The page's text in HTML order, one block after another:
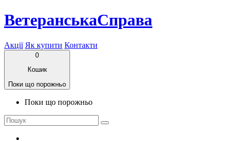
ВетеранськаСправа
Акції Як купити Контакти
0
Кошик
Поки що порожньо
Поки що порожньо